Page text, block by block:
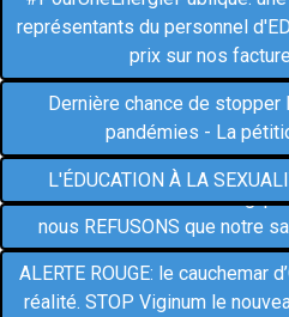
représentants du personnel
prix sur nos
Dernière chance de
pandémies - La
SOS Éducation: OUI À LA
L'ÉDUCATION À LA
LES LIGNES BOUGENT.org:
nous REFUSONS que notre
jetées en pâture
ALERTE ROUGE: le cauchemar
réalité. STOP Viginum le